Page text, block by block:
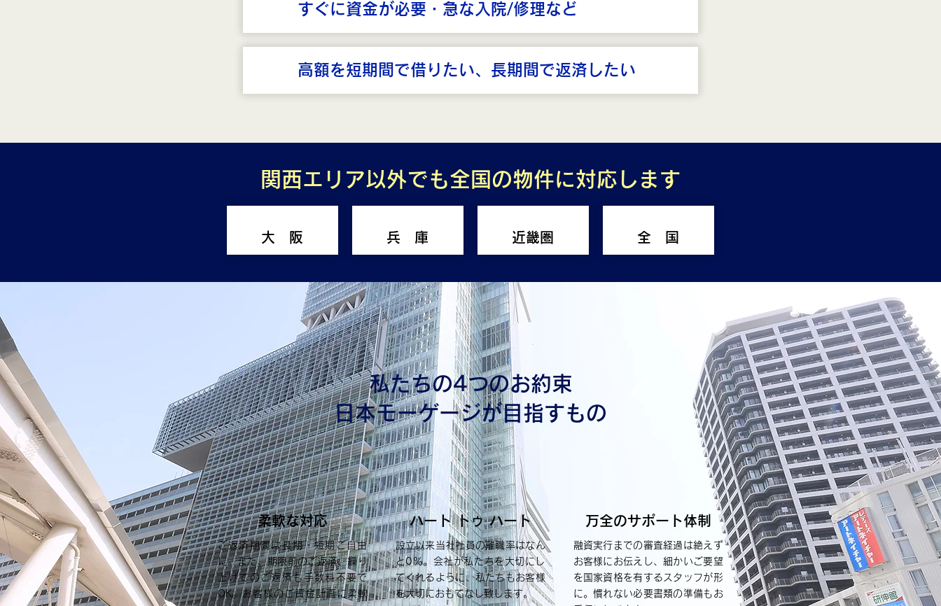
すぐに資金が必要・急な入院/修理など
高額を短期間で借りたい、長期間で返済したい
関西エリア以外でも全国の物件に対応します
大 阪 兵 庫 近畿圏 全 国
私たちの4つのお約束
日本モーゲージが目指すもの
柔軟な対応
ご返済期間は長期・短期ご自由
に。また、期限前のご返済、繰り
上げてのご返済も手数料不要で
OK。お客様のご資金計画に柔軟
ハート トゥ ハート
設立以来当社社員の離職率はなん
と0％。会社が私たちを大切にし
てくれるように、私たちもお客様
を大切におもてなし致します。
万全のサポート体制
融資実行までの審査経過は絶えず
お客様にお伝えし、細かいご要望
を国家資格を有するスタッフが形
に。慣れない必要書類の準備もお